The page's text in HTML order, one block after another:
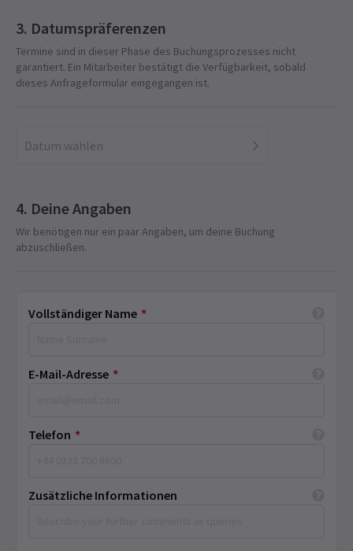
Datumspräferenzen
Termine sind in dieser Phase des Buchungsprozesses nicht
garantiert. Ein Mitarbeiter bestätigt die Verfügbarkeit, sobald
dieses Anfrageformular eingegangen ist.
Datum wählen
Deine Angaben
Wir benötigen nur ein paar Angaben, um deine Buchung
abzuschließen.
Vollständiger Name *
E-Mail-Adresse *
Telefon *
Zusätzliche Informationen